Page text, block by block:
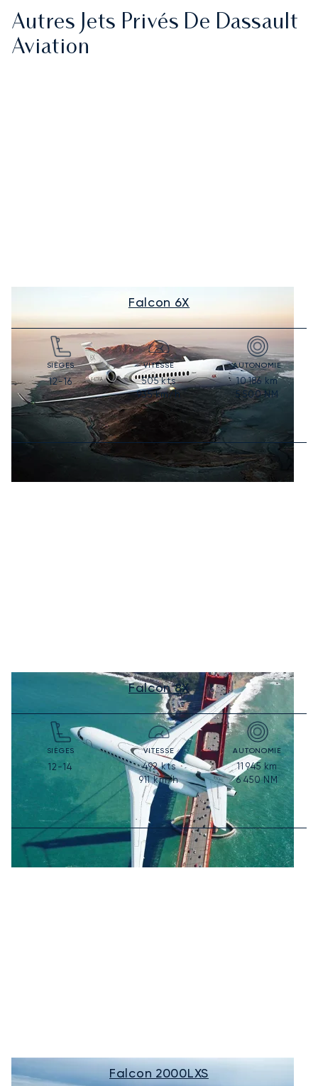
Autres Jets Privés De Dassault
Aviation
Falcon 6X
SIÈGES
12-16
VITESSE
505kts
935km/h
AUTONOMIE
10 186 km
5 500NM
Falcon 8X
SIÈGES
12-14
VITESSE
492kts
911km/h
AUTONOMIE
11 945km
6 450NM
Falcon 2000LXS